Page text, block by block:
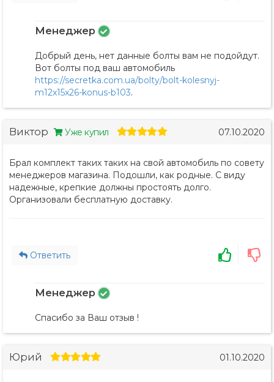
Менеджер
Добрый день, нет данные болты вам не подойдут.
Вот болты под ваш автомобиль
https://secretka.com.ua/bolty/bolt-kolesnyj-
m12x15x26-konus-b103.
Виктор Уже купил 07.10.2020
Брал комплект таких таких на свой автомобиль по совету
менеджеров магазина. Подошли, как родные. С виду
надежные, крепкие должны простоять долго.
Организовали бесплатную доставку.
Ответить
Менеджер
Спасибо за Ваш отзыв !
Юрий 01.10.2020